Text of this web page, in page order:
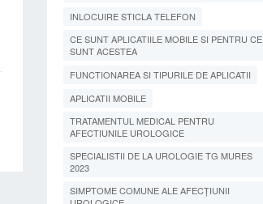
INLOCUIRE STICLA TELEFON
CE SUNT APLICATIILE MOBILE SI PENTRU CE
SUNT ACESTEA
FUNCTIONAREA SI TIPURILE DE APLICATII
APLICATII MOBILE
TRATAMENTUL MEDICAL PENTRU
AFECTIUNILE UROLOGICE
SPECIALISTII DE LA UROLOGIE TG MURES
2023
SIMPTOME COMUNE ALE AFECȚIUNII